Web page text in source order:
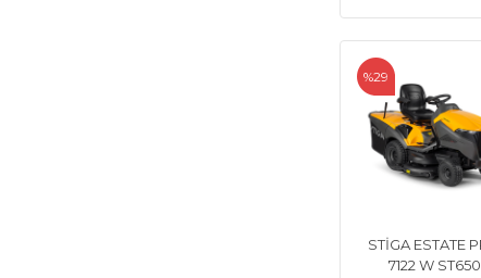
STİGA ESTATE
7122 W ST650
%29